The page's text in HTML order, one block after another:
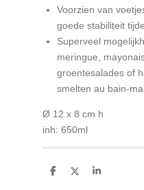
Voorzien van
goede stabiliteit
Superveel
meringue,
groentesalades of
smelten au bain-
Ø 12 x 8 cm h
inh: 650ml
D
D
S